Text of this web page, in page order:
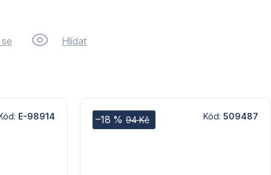
Hlídat
E-98914 Kód: 509487
94 Kč
–18 %